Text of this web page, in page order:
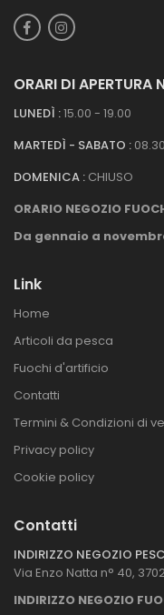
ORARI DI APERTURA
LUNEDÌ :15.00 - 19.00
MARTEDÌ - SABATO :
DOMENICA : CHIUSO
ORARIO NEGOZIO
Da gennaio a
Link
Home
Articoli da pesca
Fuochi d'artificio
Contatti
Termini & Condizioni di
Privacy policy
Cookie policy
Contatti
INDIRIZZO NEGOZIO
Via Enzo Natta n° 40,
INDIRIZZO NEGOZIO